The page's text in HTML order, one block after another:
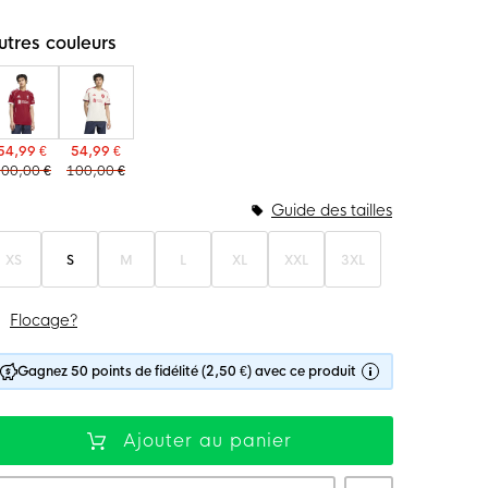
couleurs
€
€
54,99 €
100,00 €
XS S M L XL XXL 3XL
Guide des tailles
Flocage?
Gagnez 50 points de fidélité (2,50 €) avec ce produit
Ajouter au panier